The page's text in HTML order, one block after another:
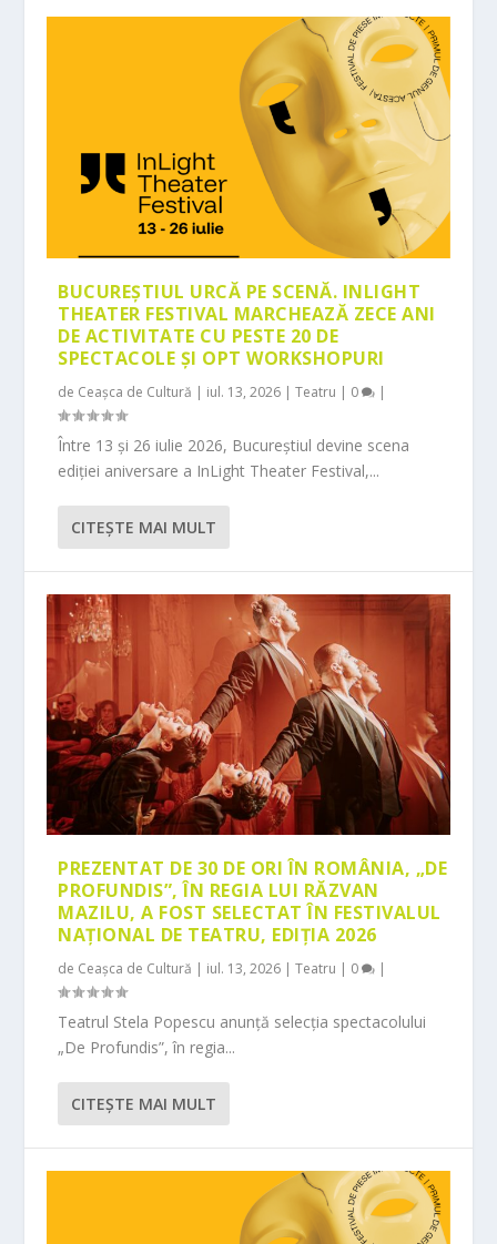
BUCUREȘTIUL URCĂ PE SCENĂ. INLIGHT
THEATER FESTIVAL MARCHEAZĂ ZECE ANI
DE ACTIVITATE CU PESTE 20 DE
SPECTACOLE ȘI OPT WORKSHOPURI
de Ceașca de Cultură | iul. 13, 2026 |Teatru | 0 |
Între 13 și 26 iulie 2026, Bucureștiul devine scena
ediției aniversare a InLight Theater Festival,...
CITEŞTE MAI MULT
PREZENTAT DE 30 DE ORI ÎN ROMÂNIA, „DE
PROFUNDIS”, ÎN REGIA LUI RĂZVAN
MAZILU, A FOST SELECTAT ÎN FESTIVALUL
NAȚIONAL DE TEATRU, EDIȚIA 2026
de Ceașca de Cultură | iul. 13, 2026 |Teatru | 0 |
Teatrul Stela Popescu anunță selecția spectacolului
„De Profundis”, în regia...
CITEŞTE MAI MULT